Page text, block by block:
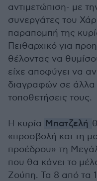
αντιμετώπιση- με
συνεργάτες του
παραπομπή της
Πειθαρχικό για
θέλοντας να
είχε αποφύγει να
διαγραφών σε άλλα
τοποθετήσεις τους.
Η κυρία Μπατζελή
«προσβολή και τη
προέδρου» τη
που θα κάνει το
Ζούπη. Τα 8 από τα